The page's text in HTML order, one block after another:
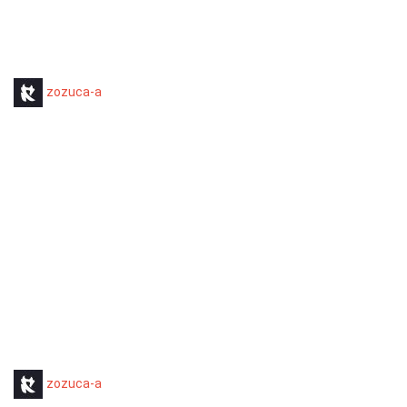
zozuca-a
zozuca-a